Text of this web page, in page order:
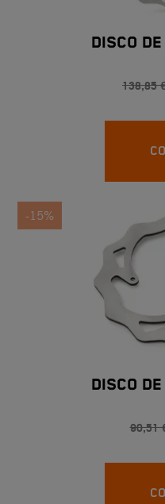
DISCO
138,85
-15%
DISCO
90,51